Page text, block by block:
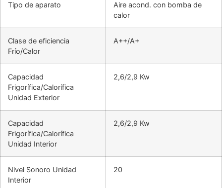
Tipo de aparato
Aire acond. con bomba de
calor
Clase de eficiencia
Frío/Calor
A++/A+
Capacidad
Frigorífica/Calorífica
Unidad Exterior
2,6/2,9 Kw
Capacidad
Frigorífica/Calorífica
Unidad Interior
2,6/2,9 Kw
Nivel Sonoro Unidad
Interior
20